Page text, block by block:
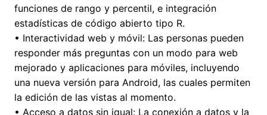
funciones de rango y percentil, e integración
estadísticas de código abierto tipo R.
• Interactividad web y móvil: Las personas pueden
responder más preguntas con un modo para web
mejorado y aplicaciones para móviles, incluyendo
una nueva versión para Android, las cuales permiten
la edición de las vistas al momento.
• Acceso a datos sin igual: La conexión a datos y la